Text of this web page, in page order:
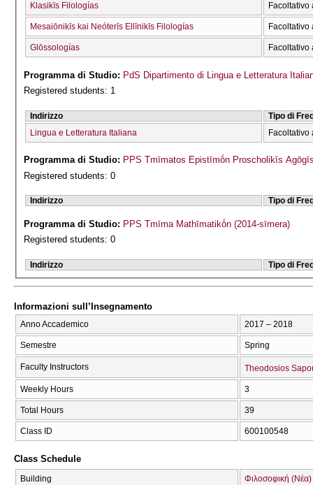
Klasikīs Filologías
Facoltativo
Mesaiōnikīs kai Neóterīs Ellīnikīs Filologías Facoltativo
Glōssologías Facoltativo
Programma di Studio: PdS Dipartimento di Lingua e Letteratura
Registered students: 1
Indirizzo
Tipo di
Lingua e Letteratura Italiana
Facoltativo
Programma di Studio: PPS Tmīmatos Epistīmṓn Proscholikīs
Registered students: 0
Indirizzo Tipo di
Programma di Studio: PPS Tmīma Mathīmatikṓn (2014-sīmera)
Registered students: 0
Indirizzo Tipo di
Informazioni sull’Insegnamento
Anno Accademico 2017 – 2018
Semestre Spring
Faculty Instructors Theodosios
Weekly Hours 3
Total Hours 39
Class ID 600100548
Class Schedule
Building Φιλοσοφική (Νέα)